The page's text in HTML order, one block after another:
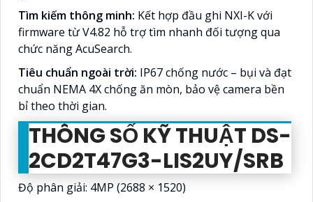
Tìm kiếm thông minh: Kết hợp đầu ghi NXI-K với
firmware từ V4.82 hỗ trợ tìm nhanh đối tượng qua
chức năng AcuSearch.
Tiêu chuẩn ngoài trời: IP67 chống nước – bụi và đạt
chuẩn NEMA 4X chống ăn mòn, bảo vệ camera bền
bỉ theo thời gian.
THÔNG SỐ KỸ THUẬT DS-
2CD2T47G3-LIS2UY/SRB
Độ phân giải: 4MP (2688 × 1520)